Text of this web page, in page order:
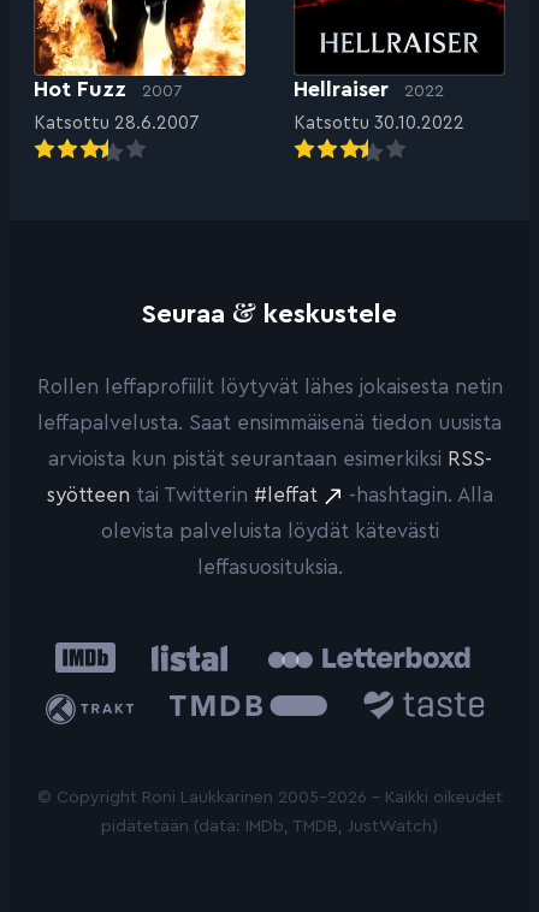
Hot Fuzz 2007
Katsottu 28.6.2007
Hellraiser 2022
Katsottu 30.10.2022
Seuraa & keskustele
Rollen leffaprofiilit löytyvät lähes jokaisesta netin
leffapalvelusta. Saat ensimmäisenä tiedon uusista
arvioista kun pistät seurantaan esimerkiksi RSS-
syötteen tai Twitterin #leffat
-hashtagin. Alla
olevista palveluista löydät kätevästi
leffasuosituksia.
IMDb Listal
Trakt
Database
© Copyright Roni Laukkarinen 2005-2026 - Kaikki oikeudet
pidätetään (data: IMDb, TMDB, JustWatch)